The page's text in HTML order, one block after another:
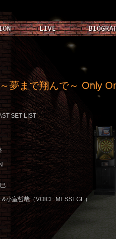
夢まで翔んで～ Only
SET LIST
小室哲哉（VOICE MESSEGE）